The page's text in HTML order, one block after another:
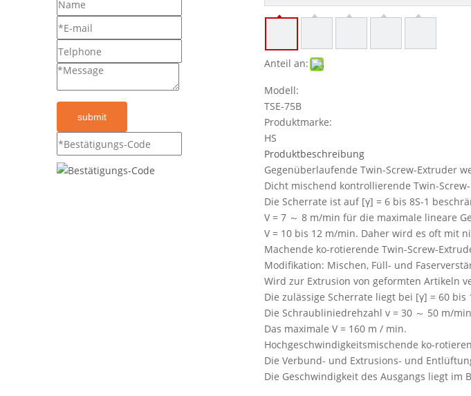
submit
Anteil an:
Modell:
TSE-75B
Produktmarke:
HS
Produktbeschreibung
Gegenüberlaufende Twin-Screw-Extruder
Dicht mischend kontrollierende Twin-
Die Scherrate ist auf [γ] = 6 bis 8S-1
V = 7 ～ 8 m/min für die maximale lineare
V = 10 bis 12 m/min. Daher wird es oft mit
Machende ko-rotierende Twin-Screw-
Modifikation: Mischen, Füll- und
Wird zur Extrusion von geformten Artikeln
Die zulässige Scherrate liegt bei [γ] = 60 bis
Die Schraubliniedrehzahl v = 30 ～ 50 m/
Das maximale V = 160 m / min.
Hochgeschwindigkeitsmischende ko-
Die Verbund- und Extrusions- und
Die Geschwindigkeit des Ausgangs liegt im